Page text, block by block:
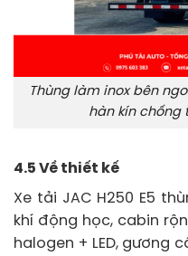
Thùng làm inox bên
hàn kín chống
4.5 Về thiết kế
Xe tải JAC H250 E5
khí động học, cabin
halogen + LED, gương